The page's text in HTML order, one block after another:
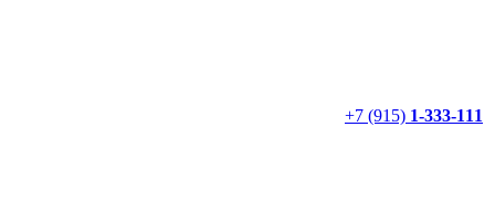
+7 (915) 1-333-111